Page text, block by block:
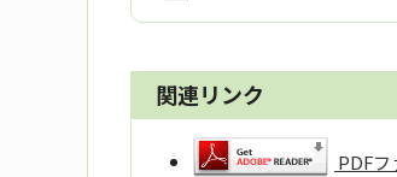
関連リンク
PDF